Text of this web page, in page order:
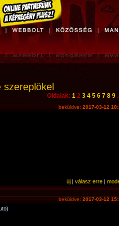
Oldalak: 1 2 3 4 5 6 7 8 9
beküldve: 2017-03-12
új | válasz erre |
beküldve: 2017-03-12